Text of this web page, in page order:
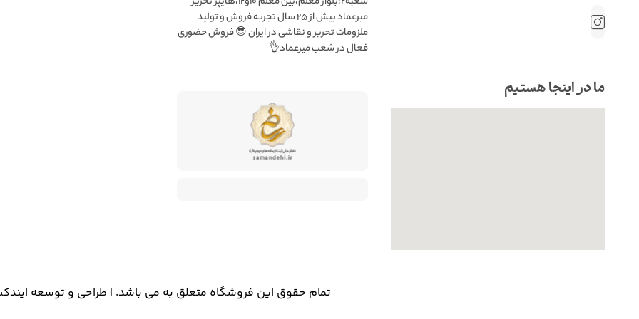
میرعماد بیش از ۲۵ سال تجربه فروش و تولید
ملزومات تحریر و نقاشی در ایران 😎 فروش حضوری
فعال در شعب میرعماد👌
ما در اینجا هستیم
تمام حقوق این فروشگاه متعلق به می باشد. | طراحی و توسعه